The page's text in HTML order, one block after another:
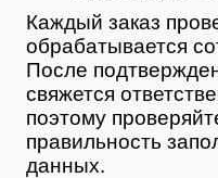
Каждый заказ
обрабатывается
После
свяжется
поэтому
правильность
данных.